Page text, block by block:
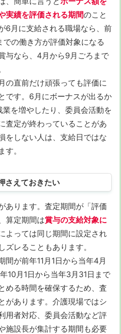
実績を評価される期間のこと
6月に支給される職場なら、前
の働き方が評価対象になる
与なら、4月から9月ごろまで
の直前だけ頑張っても評価に
です。6月にボーナスが出るか
を増やしたり、委員会活動を
査定が終わっていることがあ
をしない人は、支給日ではな
す。
さえておきたい
あります。査定期間が「評価
算定期間は賞与の支給対象に
よっては同じ期間に設定され
レることもあります。
間が前年11月1日から当年4月
10月1日から当年3月31日まで
める時間を確保するため、査
があります。介護現場ではシ
用者対応、委員会活動など評
施設長が集計する期間も必要